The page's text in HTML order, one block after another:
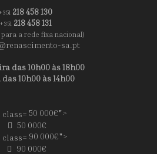
218 458 130
+351 218 458 131
para a rede fixa nacional)
sa.pt
das 10h00 às 18h00
10h00 às 14h00
50 000€">
50 000€
90 000€">
90 000€